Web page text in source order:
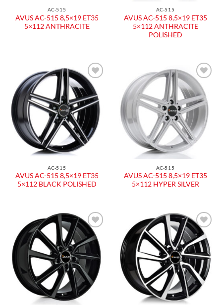
AC-515
AVUS AC-515 8,5×19 ET35
5×112 ANTHRACITE
AC-515
AVUS AC-515 8,5×19 ET35
5×112 ANTHRACITE
POLISHED
Aggiungi
alla lista
dei
desideri
AC-515
AVUS AC-515 8,5×19 ET35
5×112 BLACK POLISHED
Aggiungi
alla lista
dei
desideri
AC-515
AVUS AC-515 8,5×19 ET35
5×112 HYPER SILVER
Aggiungi
alla lista
dei
desideri
Aggiungi
alla lista
dei
desideri